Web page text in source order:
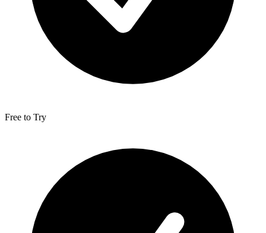
Free to Try